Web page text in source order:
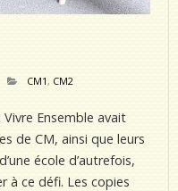
CM1 , CM2
Ensemble avait
de CM, ainsi que leurs
école d’autrefois,
à ce défi. Les copies